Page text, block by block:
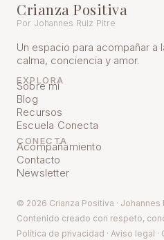
Crianza Positiva
Por Johannes Ruiz Pitre
Un espacio para acompañar a
calma, conciencia y amor.
EXPLORA
Sobre mí
Blog
Recursos
Escuela Conecta
CONECTA
Acompañamiento
Contacto
Newsletter
© 2026 Crianza Positiva · Johannes
Contenido creado con respeto,
Política de privacidad · Aviso legal ·